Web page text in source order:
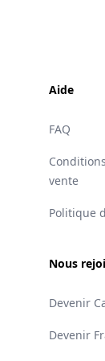
Aide
FAQ
vente
Politique
Nous
Devenir
Devenir